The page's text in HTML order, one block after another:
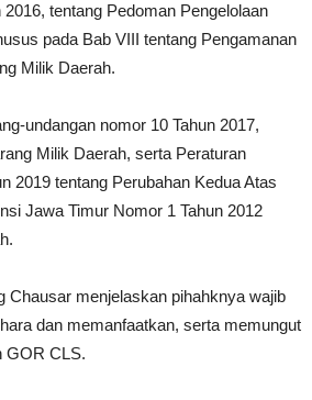
tentang Pedoman Pengelolaan
pada Bab VIII tentang Pengamanan
Milik Daerah.
undangan nomor 10 Tahun 2017,
Milik Daerah, serta Peraturan
2019 tentang Perubahan Kedua Atas
Jawa Timur Nomor 1 Tahun 2012
Chausar menjelaskan pihahknya wajib
dan memanfaatkan, serta memungut
GOR CLS.